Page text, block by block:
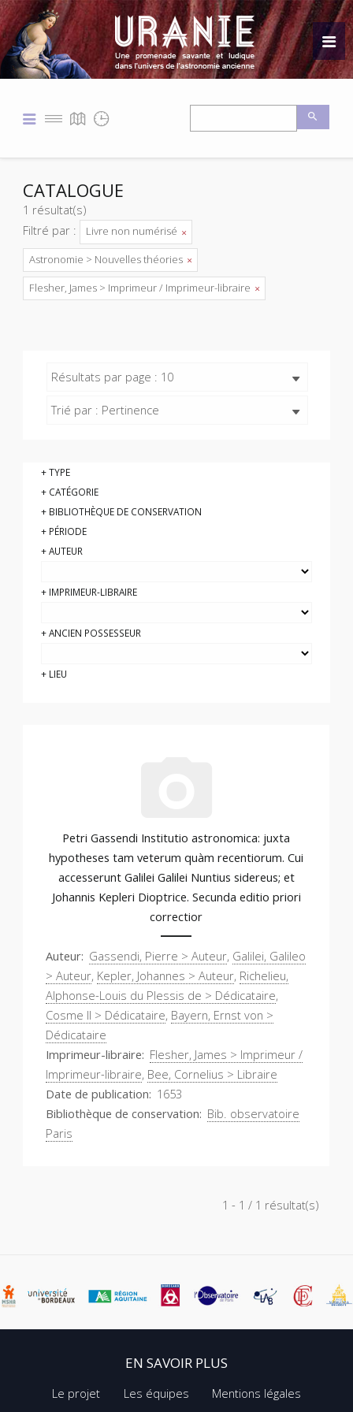
CATALOGUE
1 résultat(s)
Filtré par :
Livre non numérisé
Astronomie > Nouvelles théories
Flesher, James > Imprimeur / Imprimeur-libraire
Résultats par page : 10
Trié par : Pertinence
Petri Gassendi Institutio astronomica: juxta
hypotheses tam veterum quàm recentiorum. Cui
accesserunt Galilei Galilei Nuntius sidereus; et
Johannis Kepleri Dioptrice. Secunda editio priori
correctior
Auteur Gassendi, Pierre > Auteur, Galilei, Galileo
> Auteur, Kepler, Johannes > Auteur, Richelieu,
Alphonse-Louis du Plessis de > Dédicataire,
Cosme II > Dédicataire, Bayern, Ernst von >
Dédicataire
Imprimeur-libraire Flesher, James > Imprimeur /
Imprimeur-libraire, Bee, Cornelius > Libraire
Date de publication 1653
Bibliothèque de conservation Bib. observatoire
Paris
1 - 1 / 1 résultat(s)
TYPE
CATÉGORIE
BIBLIOTHÈQUE DE CONSERVATION
PÉRIODE
AUTEUR
IMPRIMEUR-LIBRAIRE
ANCIEN POSSESSEUR
LIEU
EN SAVOIR PLUS
Le projet Les équipes Mentions légales